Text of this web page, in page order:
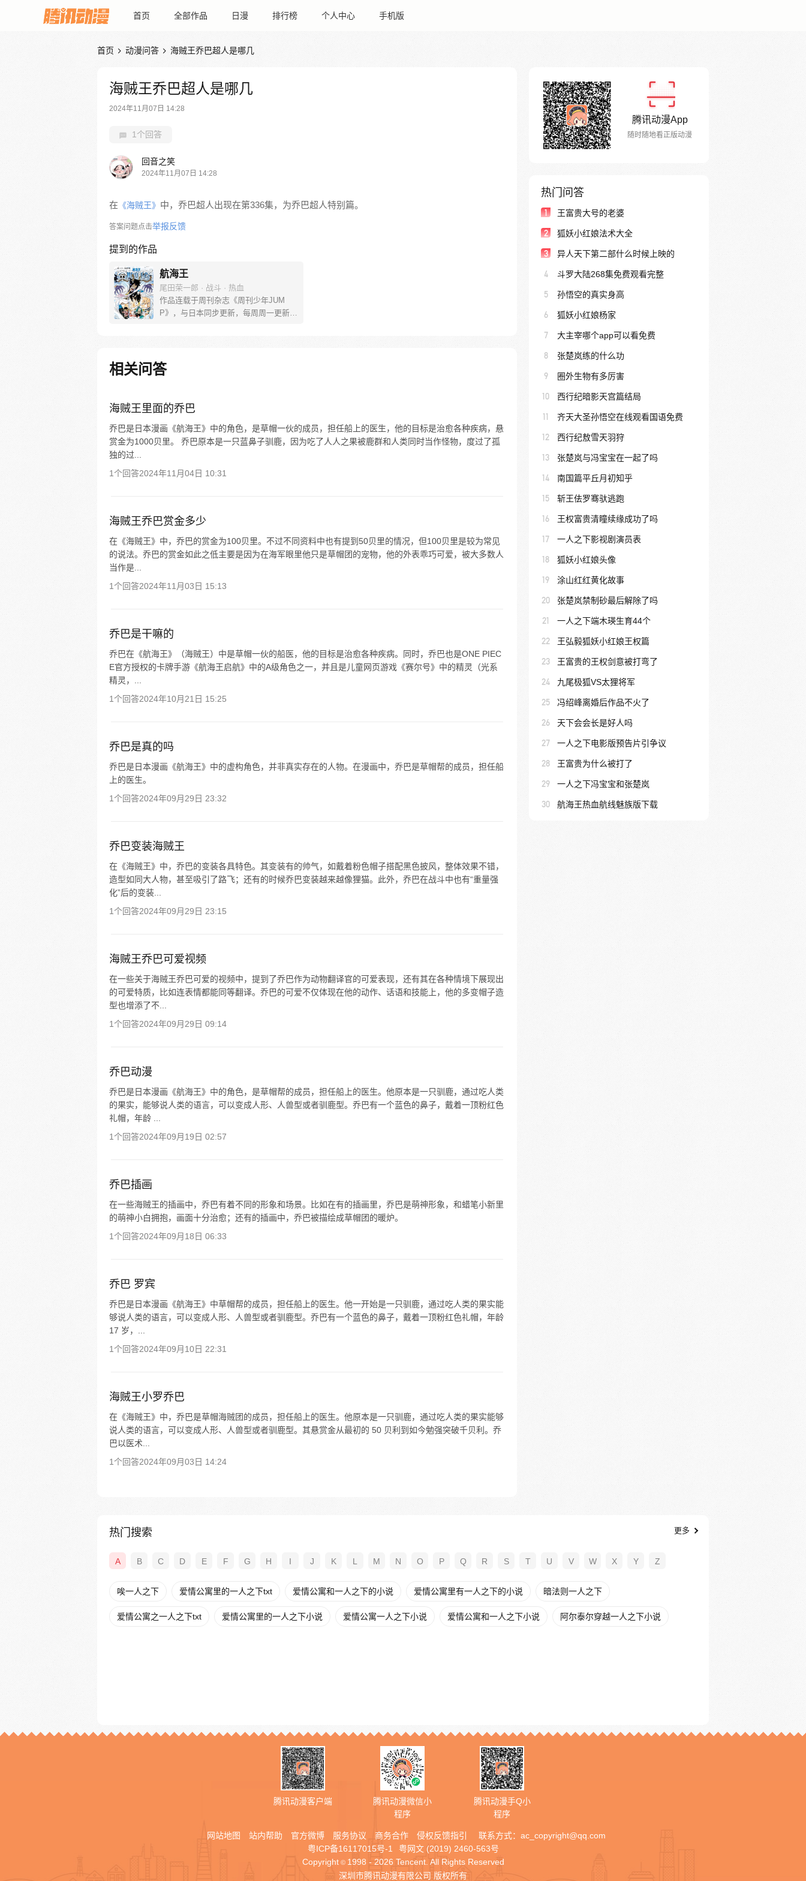
首页 全部作品 日漫 排行榜 个人中心 手机版
首页  动漫问答  海贼王乔巴超人是哪几
海贼王乔巴超人是哪几
2024年11月07日 14:28
1个回答
回音之笑
2024年11月07日 14:28
在 《海贼王》 中，乔巴超人出现在第336集，为乔巴超人特别篇。
答案问题点击举报反馈
提到的作品
航海王
尾田荣一郎 · 战斗 · 热血
作品连载于周刊杂志《周刊少年JUM
P》，与日本同步更新，每周周一更新。
子无法游泳的代价。十年后，路飞为实
现与因救他而断臂的杰克斯的约定而出
的冒险旅程！
相关问答
海贼王里面的乔巴
乔巴是日本漫画《航海王》中的角色，是草帽一伙的成员，担任船上的医生，他的目标是治愈各种疾病，悬
赏金为1000贝里。 乔巴原本是一只蓝鼻子驯鹿，因为吃了人人之果被鹿群和人类同时当作怪物，度过了孤
独的过...
1个回答2024年11月04日 10:31
海贼王乔巴赏金多少
在《海贼王》中，乔巴的赏金为100贝里。不过不同资料中也有提到50贝里的情况，但100贝里是较为常见
的说法。乔巴的赏金如此之低主要是因为在海军眼里他只是草帽团的宠物，他的外表乖巧可爱，被大多数人
当作是...
1个回答2024年11月03日 15:13
乔巴是干嘛的
乔巴在《航海王》（海贼王）中是草帽一伙的船医，他的目标是治愈各种疾病。同时，乔巴也是ONE PIEC
E官方授权的卡牌手游《航海王启航》中的A级角色之一，并且是儿童网页游戏《赛尔号》中的精灵（光系
精灵，...
1个回答2024年10月21日 15:25
乔巴是真的吗
乔巴是日本漫画《航海王》中的虚构角色，并非真实存在的人物。在漫画中，乔巴是草帽帮的成员，担任船
上的医生。
1个回答2024年09月29日 23:32
乔巴变装海贼王
在《海贼王》中，乔巴的变装各具特色。其变装有的帅气，如戴着粉色帽子搭配黑色披风，整体效果不错，
造型如同大人物，甚至吸引了路飞；还有的时候乔巴变装越来越像狸猫。此外，乔巴在战斗中也有“重量强
化”后的变装...
1个回答2024年09月29日 23:15
海贼王乔巴可爱视频
在一些关于海贼王乔巴可爱的视频中，提到了乔巴作为动物翻译官的可爱表现，还有其在各种情境下展现出
的可爱特质，比如连表情都能同等翻译。乔巴的可爱不仅体现在他的动作、话语和技能上，他的多变帽子造
型也增添了不...
1个回答2024年09月29日 09:14
乔巴动漫
乔巴是日本漫画《航海王》中的角色，是草帽帮的成员，担任船上的医生。他原本是一只驯鹿，通过吃人类
的果实，能够说人类的语言，可以变成人形、人兽型或者驯鹿型。乔巴有一个蓝色的鼻子，戴着一顶粉红色
礼帽，年龄 ...
1个回答2024年09月19日 02:57
乔巴插画
在一些海贼王的插画中，乔巴有着不同的形象和场景。比如在有的插画里，乔巴是萌神形象，和蜡笔小新里
的萌神小白拥抱，画面十分治愈；还有的插画中，乔巴被描绘成草帽团的暖炉。
1个回答2024年09月18日 06:33
乔巴 罗宾
乔巴是日本漫画《航海王》中草帽帮的成员，担任船上的医生。他一开始是一只驯鹿，通过吃人类的果实能
够说人类的语言，可以变成人形、人兽型或者驯鹿型。乔巴有一个蓝色的鼻子，戴着一顶粉红色礼帽，年龄
17 岁，...
1个回答2024年09月10日 22:31
海贼王小罗乔巴
在《海贼王》中，乔巴是草帽海贼团的成员，担任船上的医生。他原本是一只驯鹿，通过吃人类的果实能够
说人类的语言，可以变成人形、人兽型或者驯鹿型。其悬赏金从最初的 50 贝利到如今勉强突破千贝利。乔
巴以医术...
1个回答2024年09月03日 14:24
腾讯动漫App
随时随地看正版动漫
热门问答
1 王富贵大号的老婆
2 狐妖小红娘法术大全
3 异人天下第二部什么时候上映的
4 斗罗大陆268集免费观看完整
5 孙悟空的真实身高
6 狐妖小红娘杨家
7 大主宰哪个app可以看免费
8 张楚岚练的什么功
9 圈外生物有多厉害
10 西行纪暗影天宫篇结局
11 齐天大圣孙悟空在线观看国语免费
12 西行纪敖雪天羽狩
13 张楚岚与冯宝宝在一起了吗
14 南国篇平丘月初知乎
15 斩王佉罗骞驮逃跑
16 王权富贵清瞳续缘成功了吗
17 一人之下影视剧演员表
18 狐妖小红娘头像
19 涂山红红黄化故事
20 张楚岚禁制砂最后解除了吗
21 一人之下端木瑛生育44个
22 王弘毅狐妖小红娘王权篇
23 王富贵的王权剑意被打弯了
24 九尾极狐VS太狸将军
25 冯绍峰离婚后作品不火了
26 天下会会长是好人吗
27 一人之下电影版预告片引争议
28 王富贵为什么被打了
29 一人之下冯宝宝和张楚岚
30 航海王热血航线魅族版下载
热门搜索 更多
A B C D E F G H I J K L M N O P Q R S T U V W X Y Z
唉一人之下 爱情公寓里的一人之下txt 爱情公寓和一人之下的小说 爱情公寓里有一人之下的小说 暗法则一人之下
爱情公寓之一人之下txt 爱情公寓里的一人之下小说 爱情公寓一人之下小说 爱情公寓和一人之下小说 阿尔泰尔穿越一人之下小说
腾讯动漫客户端
腾讯动漫微信小
程序
腾讯动漫手Q小
程序
网站地图 站内帮助 官方微博 服务协议 商务合作 侵权反馈指引 联系方式： ac_copyright@qq.com
粤ICP备16117015号-1
粤网文 (2019) 2460-563号
Copyright © 1998 - 2026 Tencent. All Rights Reserved
深圳市腾讯动漫有限公司 版权所有